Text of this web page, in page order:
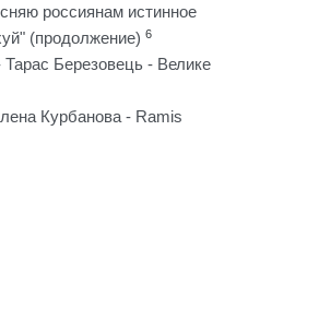
россиянам истинное
(продолжение) 6
Березовець - Велике
Курбанова - Ramis